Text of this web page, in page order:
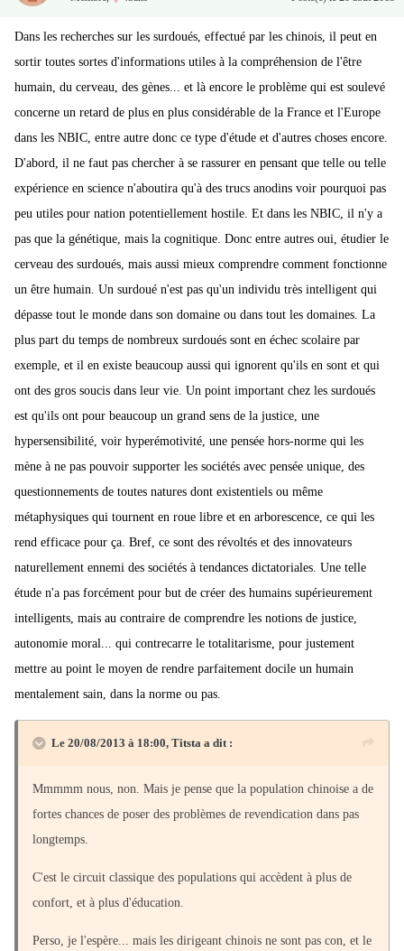
Dans les recherches sur les surdoués, effectué par les chinois, il peut en
sortir toutes sortes d'informations utiles à la compréhension de l'être
humain, du cerveau, des gènes... et là encore le problème qui est soulevé
concerne un retard de plus en plus considérable de la France et l'Europe
dans les NBIC, entre autre donc ce type d'étude et d'autres choses encore.
D'abord, il ne faut pas chercher à se rassurer en pensant que telle ou telle
expérience en science n'aboutira qu'à des trucs anodins voir pourquoi pas
peu utiles pour nation potentiellement hostile. Et dans les NBIC, il n'y a
pas que la génétique, mais la cognitique. Donc entre autres oui, étudier le
cerveau des surdoués, mais aussi mieux comprendre comment fonctionne
un être humain. Un surdoué n'est pas qu'un individu très intelligent qui
dépasse tout le monde dans son domaine ou dans tout les domaines. La
plus part du temps de nombreux surdoués sont en échec scolaire par
exemple, et il en existe beaucoup aussi qui ignorent qu'ils en sont et qui
ont des gros soucis dans leur vie. Un point important chez les surdoués
est qu'ils ont pour beaucoup un grand sens de la justice, une
hypersensibilité, voir hyperémotivité, une pensée hors-norme qui les
mène à ne pas pouvoir supporter les sociétés avec pensée unique, des
questionnements de toutes natures dont existentiels ou même
métaphysiques qui tournent en roue libre et en arborescence, ce qui les
rend efficace pour ça. Bref, ce sont des révoltés et des innovateurs
naturellement ennemi des sociétés à tendances dictatoriales. Une telle
étude n'a pas forcément pour but de créer des humains supérieurement
intelligents, mais au contraire de comprendre les notions de justice,
autonomie moral... qui contrecarre le totalitarisme, pour justement
mettre au point le moyen de rendre parfaitement docile un humain
mentalement sain, dans la norme ou pas.
Le 20/08/2013 à 18:00, Titsta a dit :
Mmmmm nous, non. Mais je pense que la population chinoise a de
fortes chances de poser des problèmes de revendication dans pas
longtemps.
C'est le circuit classique des populations qui accèdent à plus de
confort, et à plus d'éducation.
Perso, je l'espère... mais les dirigeant chinois ne sont pas con, et le